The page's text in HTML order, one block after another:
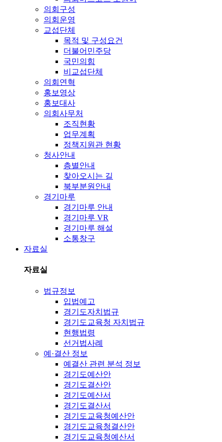
의회구성
의회운영
교섭단체
목적 및 구성요건
더불어민주당
국민의힘
비교섭단체
의회연혁
홍보영상
홍보대사
의회사무처
조직현황
업무계획
정책지원관 현황
청사안내
층별안내
찾아오시는 길
북부분원안내
경기마루
경기마루 안내
경기마루 VR
경기마루 해설
소통창구
자료실
자료실
법규정보
입법예고
경기도자치법규
경기도교육청 자치법규
현행법령
선거법사례
예·결산 정보
예결산 관련 분석 정보
경기도예산안
경기도결산안
경기도예산서
경기도결산서
경기도교육청예산안
경기도교육청결산안
경기도교육청예산서